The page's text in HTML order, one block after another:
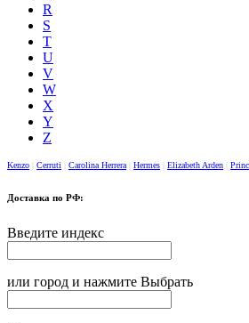
R
S
T
U
V
W
X
Y
Z
Kenzo Cerruti Carolina Herrera Hermes Elizabeth Arden
Доставка по РФ:
Введите индекс
или город и нажмите Выбрать